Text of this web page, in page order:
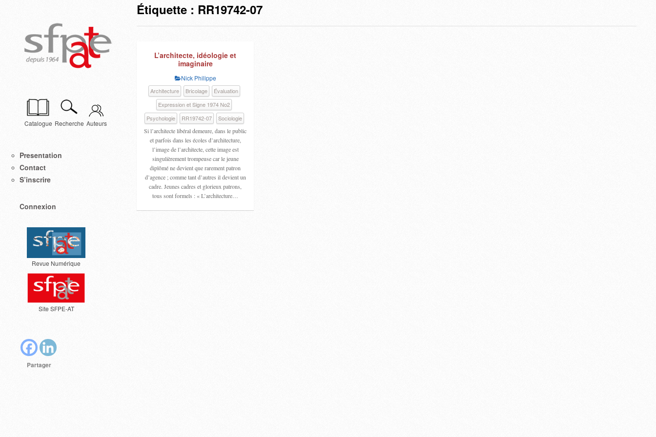
Catalogue Recherche Auteurs
Presentation
Contact
S’inscrire
Connexion
Revue Numérique
Site SFPE-AT
Partager
Étiquette : RR19742-07
L’architecte, idéologie et
imaginaire
Nick Philippe
Architecture Bricolage
Évaluation
Expression et Signe 1974 No2
Psychologie
RR19742-07
Sociologie
Si l’architecte libéral demeure, dans le public
et parfois dans les écoles d’architecture,
l’image de l’architecte, cette image est
singulièrement trompeuse car le jeune
diplômé ne devient que rarement patron
d’agence ; comme tant d’autres il devient un
cadre. Jeunes cadres et glorieux patrons,
tous sont formels : « L’architecture…